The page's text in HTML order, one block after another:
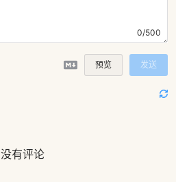
0/500
预览 发送
没有评论